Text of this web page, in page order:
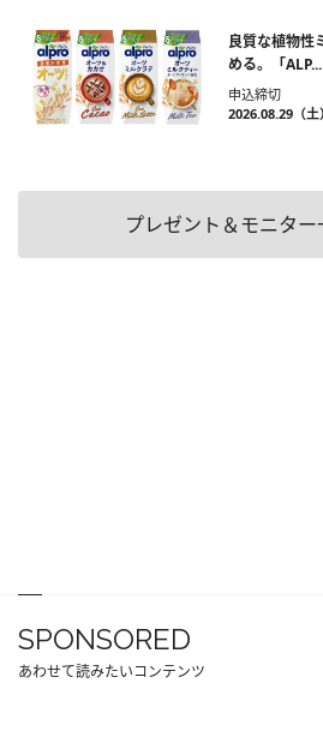
良質な植物性
める。「ALP...
申込締切
2026.08.29（
プレゼント＆モニター
SPONSORED
あわせて読みたいコンテンツ